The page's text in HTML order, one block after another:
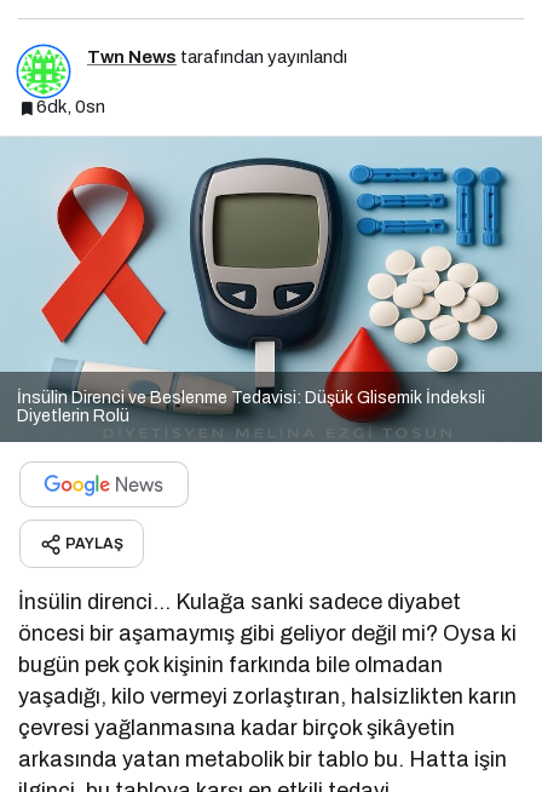
Twn News tarafından yayınlandı
6dk, 0sn
İnsülin Direnci ve Beslenme Tedavisi: Düşük Glisemik İndeksli
Diyetlerin Rolü
PAYLAŞ
İnsülin direnci… Kulağa sanki sadece diyabet
öncesi bir aşamaymış gibi geliyor değil mi? Oysa ki
bugün pek çok kişinin farkında bile olmadan
yaşadığı, kilo vermeyi zorlaştıran, halsizlikten karın
çevresi yağlanmasına kadar birçok şikâyetin
arkasında yatan metabolik bir tablo bu. Hatta işin